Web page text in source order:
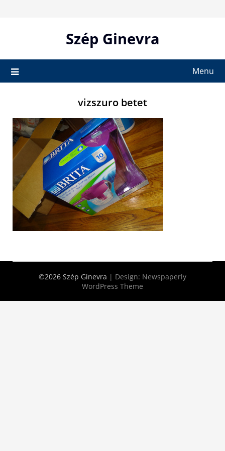
Szép Ginevra
Menu
vizszuro betet
©2026 Szép Ginevra | Design: Newspaperly
WordPress Theme